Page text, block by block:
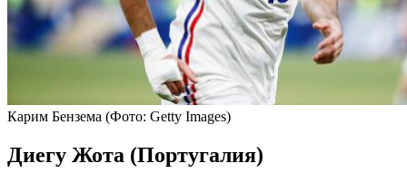
Карим Бензема (Фото: Getty Images)
Диегу Жота (Португалия)